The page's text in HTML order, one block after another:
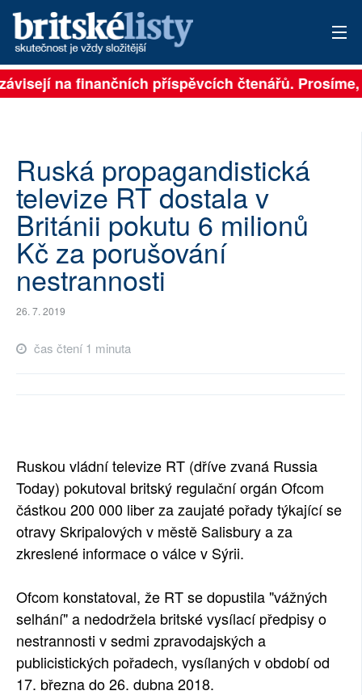
PŘIHLÁSIT
ARCHIV
ROZHOVORY
TÉMATA
NEJČTENĚJŠÍ ZA 7 DNÍ
AUTOŘI
PŘÍSPĚVKY NA PROVOZ
na finančních příspěvcích čtenářů. Prosíme,
Ruská propagandistická
televize RT dostala v
Británii pokutu 6 milionů
Kč za porušování
nestrannosti
26. 7. 2019
čas čtení 1 minuta
Ruskou vládní televize RT (dříve zvaná Russia
Today) pokutoval britský regulační orgán Ofcom
částkou 200 000 liber za zaujaté pořady týkající se
otravy Skripalových v městě Salisbury a za
zkreslené informace o válce v Sýrii.
Ofcom konstatoval, že RT se dopustila "vážných
selhání" a nedodržela britské vysílací předpisy o
nestrannosti v sedmi zpravodajských a
publicistických pořadech, vysílaných v období od
17. března do 26. dubna 2018.